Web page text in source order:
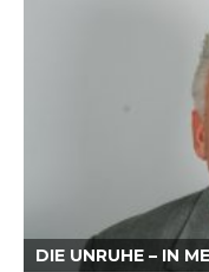
DIE UNRUHE – IN